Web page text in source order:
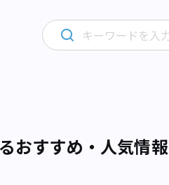
おすすめ・人気情報